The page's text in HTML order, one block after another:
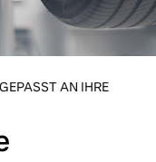
AN IHRE